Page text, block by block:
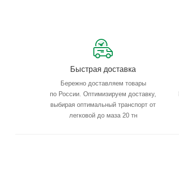
Быстрая доставка
Бережно доставляем товары
по России. Оптимизируем доставку,
выбирая оптимальный транспорт от
легковой до маза 20 тн